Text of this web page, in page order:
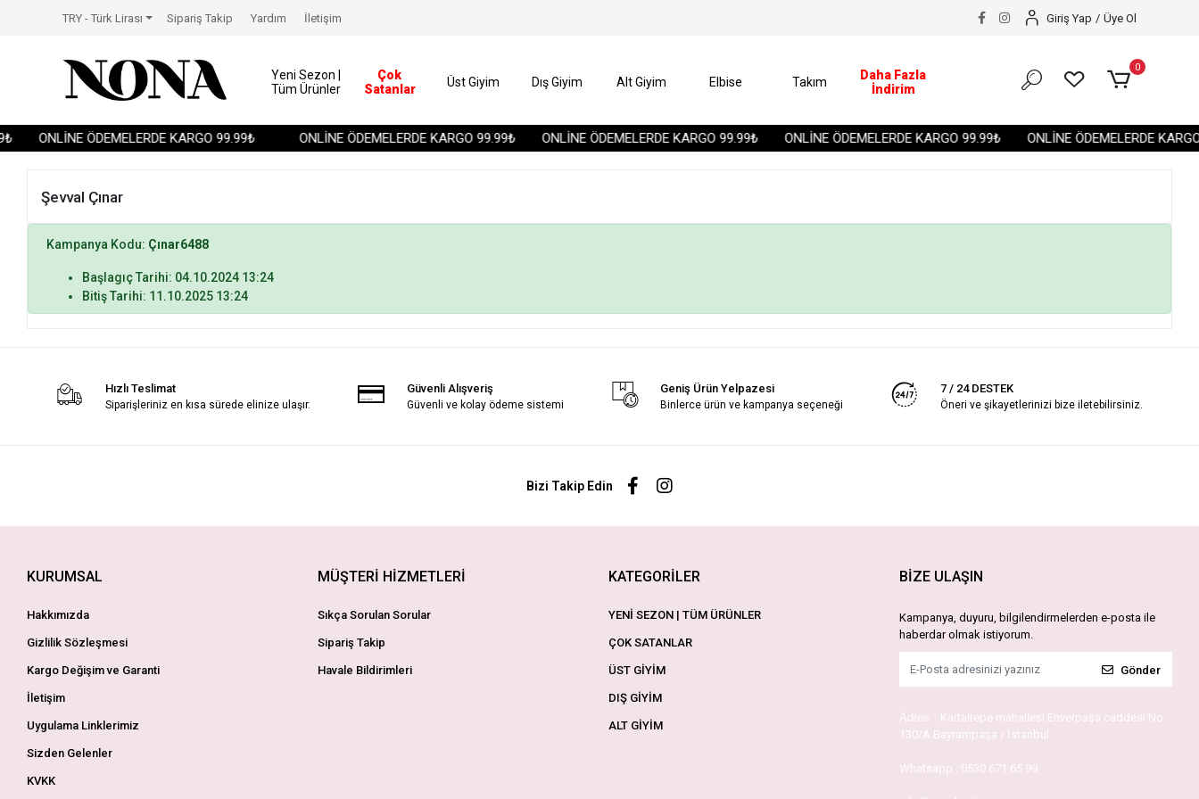
ONLİNE ÖDEMELERDE KARGO 99.99₺ ONLİNE ÖDEMELERDE KARGO 99.99₺ ONLİNE ÖDEMELERDE KARGO 99.99₺ ONLİNE ÖDEMELERDE KARGO 99.99₺ ONLİNE ÖDEMELERDE
TRY - Türk Lirası Sipariş Takip Yardım İletişim Giriş Yap / Üye Ol
Yeni Sezon |
Tüm Ürünler
Çok
Satanlar
Üst Giyim Dış Giyim Alt Giyim Elbise Takım
Daha Fazla
İndirim
0
Şevval Çınar
Kampanya Kodu: Çınar6488
Başlagıç Tarihi: 04.10.2024 13:24
Bitiş Tarihi: 11.10.2025 13:24
Hızlı Teslimat
Siparişleriniz en kısa sürede elinize ulaşır.
Güvenli Alışveriş
Güvenli ve kolay ödeme sistemi
Geniş Ürün Yelpazesi
Binlerce ürün ve kampanya seçeneği
7 / 24 DESTEK
Öneri ve şikayetlerinizi bize iletebilirsiniz.
Bizi Takip Edin
KURUMSAL
Hakkımızda
Gizlilik Sözleşmesi
Kargo Değişim ve Garanti
İletişim
Uygulama Linklerimiz
Sizden Gelenler
KVKK
MÜŞTERİ HİZMETLERİ
Sıkça Sorulan Sorular
Sipariş Takip
Havale Bildirimleri
KATEGORİLER
YENİ SEZON | TÜM ÜRÜNLER
ÇOK SATANLAR
ÜST GİYİM
DIŞ GİYİM
ALT GİYİM
BİZE ULAŞIN
Kampanya, duyuru, bilgilendirmelerden e-posta ile
haberdar olmak istiyorum.
Gönder
Adres : Kartaltepe mahallesi Enverpaşa caddesi No
130/A Bayrampaşa / İstanbul
Whatsapp : 0530 671 65 99